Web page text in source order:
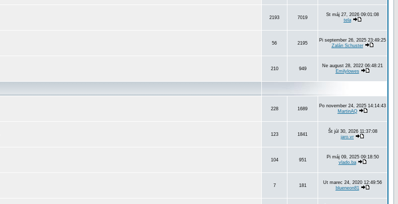
2193 7019
St máj 27, 2026 09:01:08
tela
56 2195
Pi september 26, 2025 23:49:25
Zalán Schuster
210 949
Ne august 28, 2022 06:48:21
Emilylowes
228 1689
Po november 24, 2025 14:14:43
MartinAQ
123 1841
Št júl 30, 2026 11:37:08
jaro.vr
104 951
Pi máj 09, 2025 09:18:50
vlado.ba
7 181
Ut marec 24, 2020 12:49:56
blueneon81